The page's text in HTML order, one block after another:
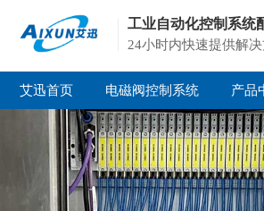
工业自动化控制系统
24小时内快速提供解
艾迅首页 电磁阀控制系统 产品